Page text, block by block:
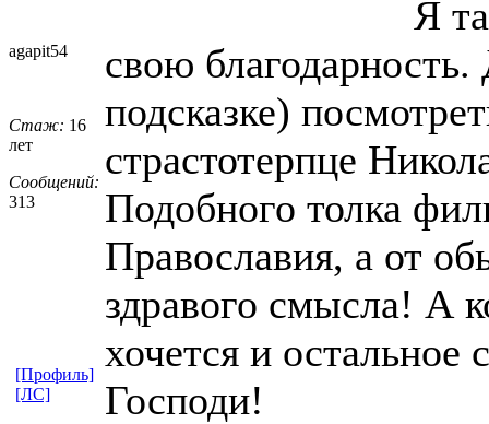
agapit54
Стаж: 16
лет
Сообщений:
313
Я
свою
подсказке)
страстотерпце
Подобного толка
Православия, а от
здравого смысла! А
хочется и остальное
Господи!
[Профиль]
[ЛС]